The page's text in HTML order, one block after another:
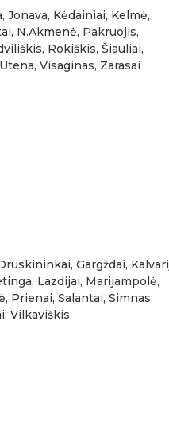
Jonava, Kėdainiai, Kelmė,
N.Akmenė, Pakruojis,
Rokiškis, Šiauliai,
Visaginas, Zarasai
Gargždai,
Lazdijai, Marijampolė,
Prienai, Salantai, Simnas,
Vilkaviškis